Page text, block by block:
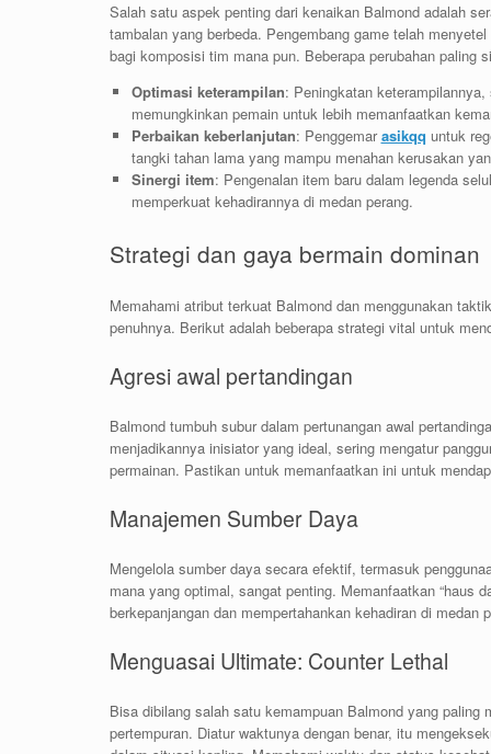
Salah satu aspek penting dari kenaikan Balmond adalah
tambalan yang berbeda. Pengembang game telah
bagi komposisi tim mana pun. Beberapa perubahan paling
Optimasi keterampilan: Peningkatan
memungkinkan pemain untuk lebih memanfaatkan
Perbaikan keberlanjutan: Penggemarasikqq untuk
tangki tahan lama yang mampu menahan kerusakan
Sinergi item: Pengenalan item baru dalam legenda
memperkuat kehadirannya di medan perang.
Strategi dan gaya bermain dominan
Memahami atribut terkuat Balmond dan menggunakan
penuhnya. Berikut adalah beberapa strategi vital untuk
Agresi awal pertandingan
Balmond tumbuh subur dalam pertunangan awal
menjadikannya inisiator yang ideal, sering mengatur
permainan. Pastikan untuk memanfaatkan ini untuk
Manajemen Sumber Daya
Mengelola sumber daya secara efektif, termasuk
mana yang optimal, sangat penting. Memanfaatkan “haus
berkepanjangan dan mempertahankan kehadiran di medan
Menguasai Ultimate: Counter Lethal
Bisa dibilang salah satu kemampuan Balmond yang paling
pertempuran. Diatur waktunya dengan benar, itu